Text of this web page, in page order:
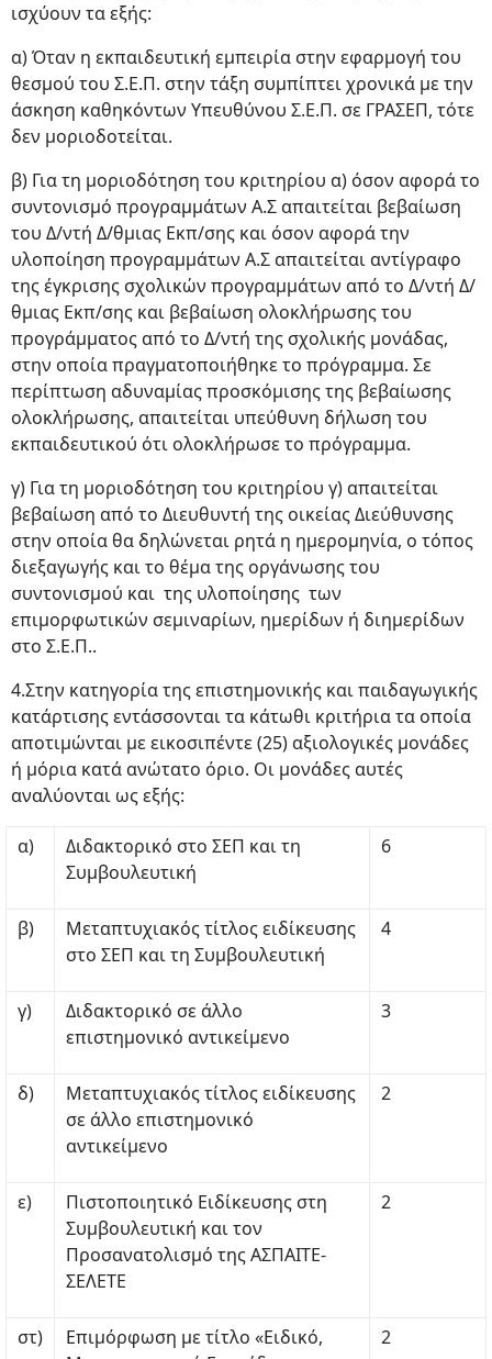
ισχύουν τα εξής:
α) Όταν η εκπαιδευτική εμπειρία στην εφαρμογή του
θεσμού του Σ.Ε.Π. στην τάξη συμπίπτει χρονικά με την
άσκηση καθηκόντων Υπευθύνου Σ.Ε.Π. σε ΓΡΑΣΕΠ, τότε
δεν μοριοδοτείται.
β) Για τη μοριοδότηση του κριτηρίου α) όσον αφορά το
συντονισμό προγραμμάτων Α.Σ απαιτείται βεβαίωση
του Δ/ντή Δ/θμιας Εκπ/σης και όσον αφορά την
υλοποίηση προγραμμάτων Α.Σ απαιτείται αντίγραφο
της έγκρισης σχολικών προγραμμάτων από το Δ/ντή Δ/
θμιας Εκπ/σης και βεβαίωση ολοκλήρωσης του
προγράμματος από το Δ/ντή της σχολικής μονάδας,
στην οποία πραγματοποιήθηκε το πρόγραμμα. Σε
περίπτωση αδυναμίας προσκόμισης της βεβαίωσης
ολοκλήρωσης, απαιτείται υπεύθυνη δήλωση του
εκπαιδευτικού ότι ολοκλήρωσε το πρόγραμμα.
γ) Για τη μοριοδότηση του κριτηρίου γ) απαιτείται
βεβαίωση από το Διευθυντή της οικείας Διεύθυνσης
στην οποία θα δηλώνεται ρητά η ημερομηνία, ο τόπος
διεξαγωγής και το θέμα της οργάνωσης του
συντονισμού και της υλοποίησης των
επιμορφωτικών σεμιναρίων, ημερίδων ή διημερίδων
στο Σ.Ε.Π..
4.Στην κατηγορία της επιστημονικής και παιδαγωγικής
κατάρτισης εντάσσονται τα κάτωθι κριτήρια τα οποία
αποτιμώνται με εικοσιπέντε (25) αξιολογικές μονάδες
ή μόρια κατά ανώτατο όριο. Οι μονάδες αυτές
αναλύονται ως εξής:
α)
Διδακτορικό στο ΣΕΠ και τη
Συμβουλευτική
6
β)
Μεταπτυχιακός τίτλος ειδίκευσης
στο ΣΕΠ και τη Συμβουλευτική
4
γ)
Διδακτορικό σε άλλο
επιστημονικό αντικείμενο
3
δ)
Μεταπτυχιακός τίτλος ειδίκευσης
σε άλλο επιστημονικό
αντικείμενο
2
ε)
Πιστοποιητικό Ειδίκευσης στη
Συμβουλευτική και τον
Προσανατολισμό της ΑΣΠΑΙΤΕ-
ΣΕΛΕΤΕ
2
στ)
Επιμόρφωση με τίτλο «Ειδικό,
2